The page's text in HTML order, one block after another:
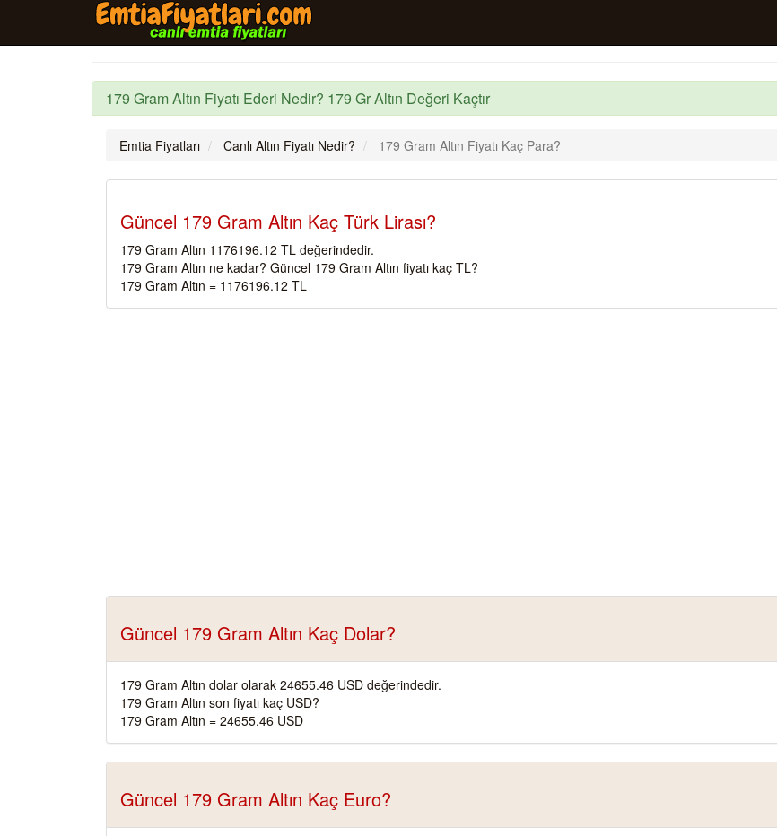
179 Gram Altın Fiyatı Ederi Nedir? 179 Gr Altın Değeri Kaçtır
Emtia Fiyatları Canlı Altın Fiyatı Nedir? 179 Gram Altın Fiyatı Kaç Para?
Güncel 179 Gram Altın Kaç Türk Lirası?
179 Gram Altın 1176196.12 TL değerindedir.
179 Gram Altın ne kadar? Güncel 179 Gram Altın fiyatı kaç TL?
179 Gram Altın = 1176196.12 TL
Güncel 179 Gram Altın Kaç Dolar?
179 Gram Altın dolar olarak 24655.46 USD değerindedir.
179 Gram Altın son fiyatı kaç USD?
179 Gram Altın = 24655.46 USD
Güncel 179 Gram Altın Kaç Euro?